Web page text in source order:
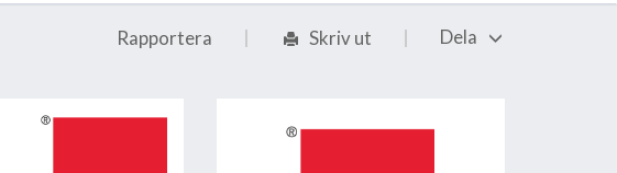
Rapportera Skriv ut Dela